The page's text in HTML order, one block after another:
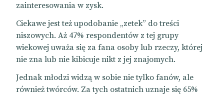
zainteresowania w zysk.
Ciekawe jest też upodobanie „zetek” do treści
niszowych. Aż 47% respondentów z tej grupy
wiekowej uważa się za fana osoby lub rzeczy, której
nie zna lub nie kibicuje nikt z jej znajomych.
Jednak młodzi widzą w sobie nie tylko fanów, ale
również twórców. Za tych ostatnich uznaje się 65%